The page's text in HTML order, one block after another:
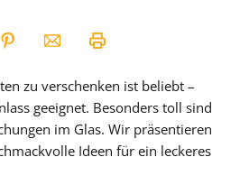
zu verschenken ist beliebt –
geeignet. Besonders toll sind
im Glas. Wir präsentieren
Ideen für ein leckeres